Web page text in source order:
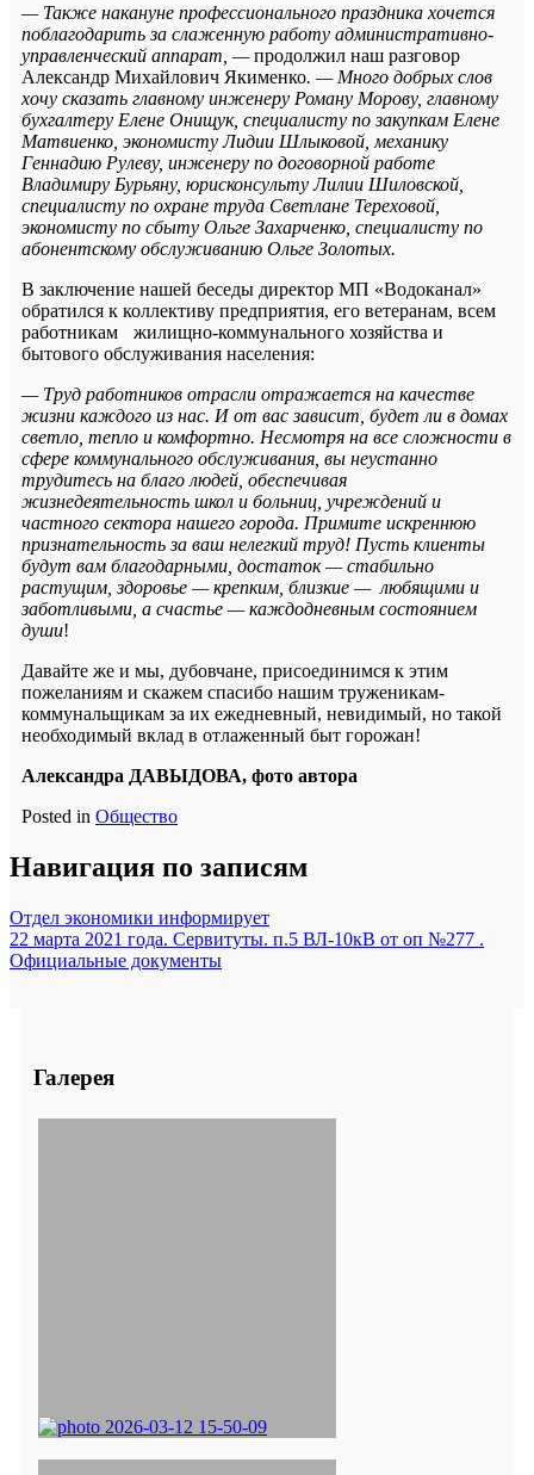
— Также накануне профессионального праздника хочется
поблагодарить за слаженную работу административно-
управленческий аппарат, —продолжил наш разговор
Александр Михайлович Якименко. — Много добрых слов
хочу сказать главному инженеру Роману Морову, главному
бухгалтеру Елене Онищук, специалисту по закупкам Елене
Матвиенко, экономисту Лидии Шлыковой, механику
Геннадию Рулеву, инженеру по договорной работе
Владимиру Бурьяну, юрисконсульту Лилии Шиловской,
специалисту по охране труда Светлане Тереховой,
экономисту по сбыту Ольге Захарченко, специалисту по
абонентскому обслуживанию Ольге Золотых.
В заключение нашей беседы директор МП «Водоканал»
обратился к коллективу предприятия, его ветеранам, всем
работникам жилищно-коммунального хозяйства и
бытового обслуживания населения:
— Труд работников отрасли отражается на качестве
жизни каждого из нас. И от вас зависит, будет ли в домах
светло, тепло и комфортно. Несмотря на все сложности в
сфере коммунального обслуживания, вы неустанно
трудитесь на благо людей, обеспечивая
жизнедеятельность школ и больниц, учреждений и
частного сектора нашего города. Примите искреннюю
признательность за ваш нелегкий труд! Пусть клиенты
будут вам благодарными, достаток — стабильно
растущим, здоровье — крепким, близкие — любящими и
заботливыми, а счастье — каждодневным состоянием
души!
Давайте же и мы, дубовчане, присоединимся к этим
пожеланиям и скажем спасибо нашим труженикам-
коммунальщикам за их ежедневный, невидимый, но такой
необходимый вклад в отлаженный быт горожан!
Александра ДАВЫДОВА, фото автора
Posted in Общество
Навигация по записям
Отдел экономики информирует
22 марта 2021 года. Сервитуты. п.5 ВЛ-10кВ от оп №277 .
Официальные документы
Галерея